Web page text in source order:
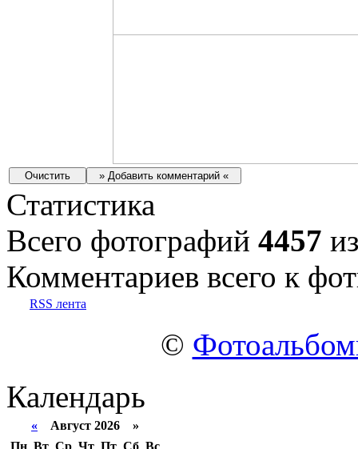
Статистика
Всего фотографий 4457
Комментариев всего к
RSS лента
©
Календарь
« Август 2026 »
Пн Вт Ср Чт Пт Сб Вс